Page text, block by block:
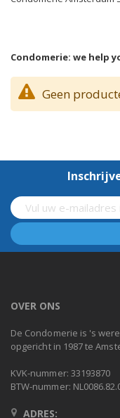
Condomerie: we help
Geen
OVER ONS
De Condomerie is 's
opgericht in 1987 te
KVK-nummer: 33193870
BTW-nummer:
ADRES: